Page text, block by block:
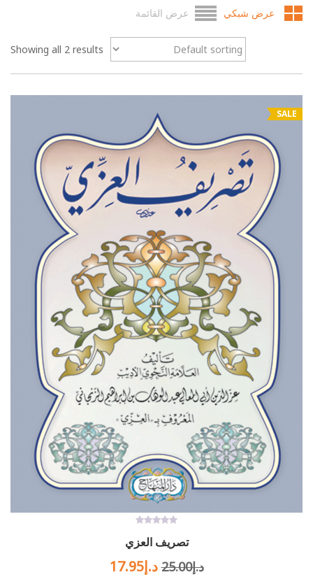
عرض شبكي عرض القائمة
Showing all 2 results
SALE
out
of
5
تصريف العزي
د.إ25.00
Original
د.إ17.95